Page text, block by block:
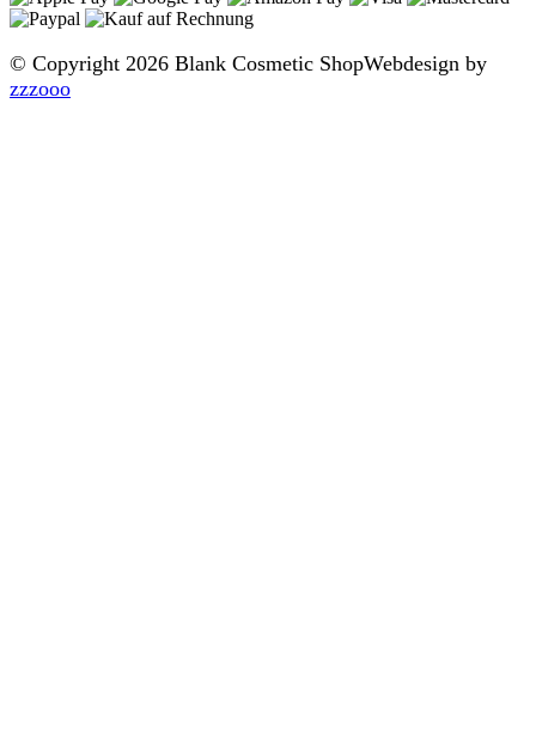
© Copyright 2026 Blank Cosmetic ShopWebdesign by
zzzooo